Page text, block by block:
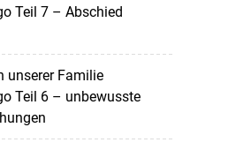
Teil 7 – Abschied
unserer Familie
Teil 6 – unbewusste